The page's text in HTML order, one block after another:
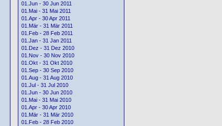
01.Jun - 30 Jun 2011
01.Mai - 31 Mai 2011
01.Apr - 30 Apr 2011
01.Mär - 31 Mär 2011
01.Feb - 28 Feb 2011
01.Jan - 31 Jan 2011
01.Dez - 31 Dez 2010
01.Nov - 30 Nov 2010
01.Okt - 31 Okt 2010
01.Sep - 30 Sep 2010
01.Aug - 31 Aug 2010
01.Jul - 31 Jul 2010
01.Jun - 30 Jun 2010
01.Mai - 31 Mai 2010
01.Apr - 30 Apr 2010
01.Mär - 31 Mär 2010
01.Feb - 28 Feb 2010